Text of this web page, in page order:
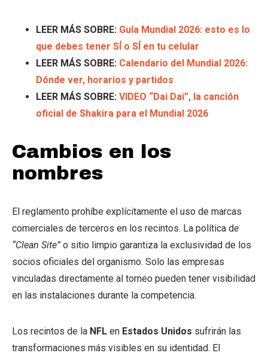
LEER MÁS SOBRE: Guía Mundial 2026: esto es lo
que debes tener SÍ o SÍ en tu celular
LEER MÁS SOBRE: Calendario del Mundial 2026:
Dónde ver, horarios y partidos
LEER MÁS SOBRE: VIDEO “Dai Dai”, la canción
oficial de Shakira para el Mundial 2026
Cambios en los
nombres
El reglamento prohíbe explícitamente el uso de marcas
comerciales de terceros en los recintos. La política de
“Clean Site” o sitio limpio garantiza la exclusividad de los
socios oficiales del organismo. Solo las empresas
vinculadas directamente al torneo pueden tener visibilidad
en las instalaciones durante la competencia.
Los recintos de la NFL en Estados Unidos sufrirán las
transformaciones más visibles en su identidad. El